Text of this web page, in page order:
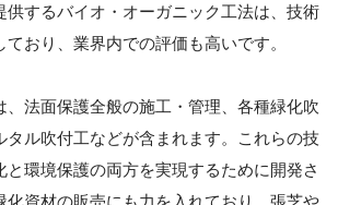
供するバイオ・オーガニック工法は、技術
おり、業界内での評価も高いです。
、法面保護全般の施工・管理、各種緑化吹
タル吹付工などが含まれます。これらの技
と環境保護の両方を実現するために開発さ
化資材の販売にも力を入れており、張芝や